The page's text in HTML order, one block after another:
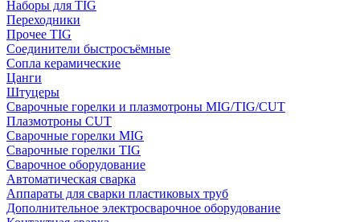
Наборы для TIG
Переходники
Прочее TIG
Соединители быстросъёмные
Сопла керамические
Цанги
Штуцеры
Сварочные горелки и плазмотроны MIG/TIG/CUT
Плазмотроны CUT
Сварочные горелки MIG
Сварочные горелки TIG
Сварочное оборудование
Автоматическая сварка
Аппараты для сварки пластиковых труб
Дополнительное электросварочное оборудование